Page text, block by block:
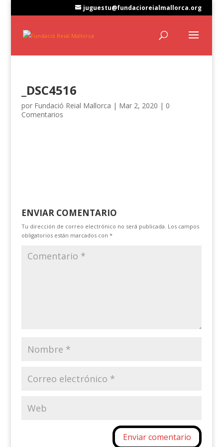
juguestu@fundacioreialmallorca.org
_DSC4516
por Fundació Reial Mallorca | Mar 2, 2020 | 0
Comentarios
ENVIAR COMENTARIO
Tu dirección de correo electrónico no será publicada. Los campos
obligatorios están marcados con *